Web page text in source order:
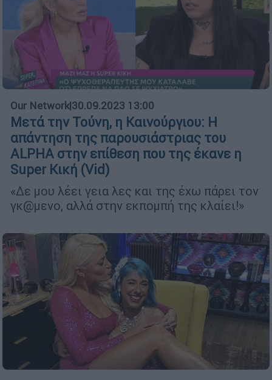
Our Network|30.09.2023 13:00
Μετά την Τούνη, η Καινούργιου: Η
απάντηση της παρουσιάστριας του
ALPHA στην επίθεση που της έκανε η
Super Κική (Vid)
«Δε μου λέει γεια λες και της έχω πάρει τον
γκ@μενο, αλλά στην εκπομπή της κλαίει!»